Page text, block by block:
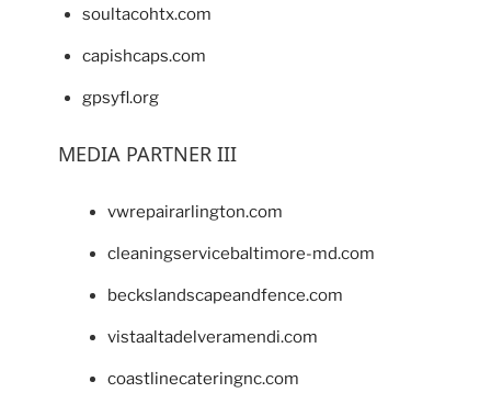
soultacohtx.com
capishcaps.com
gpsyfl.org
MEDIA PARTNER III
vwrepairarlington.com
cleaningservicebaltimore-md.com
beckslandscapeandfence.com
vistaaltadelveramendi.com
coastlinecateringnc.com